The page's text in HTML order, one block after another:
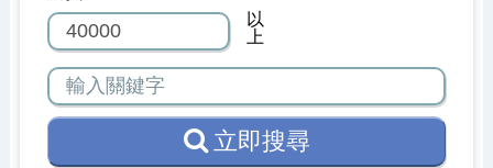
以
上
立即搜尋